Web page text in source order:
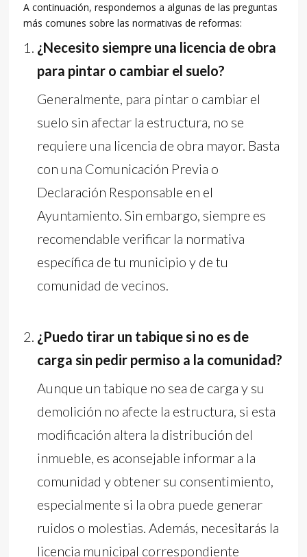
A continuación, respondemos a algunas de las preguntas
más comunes sobre las normativas de reformas:
¿Necesito siempre una licencia de obra
para pintar o cambiar el suelo?
Generalmente, para pintar o cambiar el
suelo sin afectar la estructura, no se
requiere una licencia de obra mayor. Basta
con una Comunicación Previa o
Declaración Responsable en el
Ayuntamiento. Sin embargo, siempre es
recomendable verificar la normativa
específica de tu municipio y de tu
comunidad de vecinos.
¿Puedo tirar un tabique si no es de
carga sin pedir permiso a la comunidad?
Aunque un tabique no sea de carga y su
demolición no afecte la estructura, si esta
modificación altera la distribución del
inmueble, es aconsejable informar a la
comunidad y obtener su consentimiento,
especialmente si la obra puede generar
ruidos o molestias. Además, necesitarás la
licencia municipal correspondiente